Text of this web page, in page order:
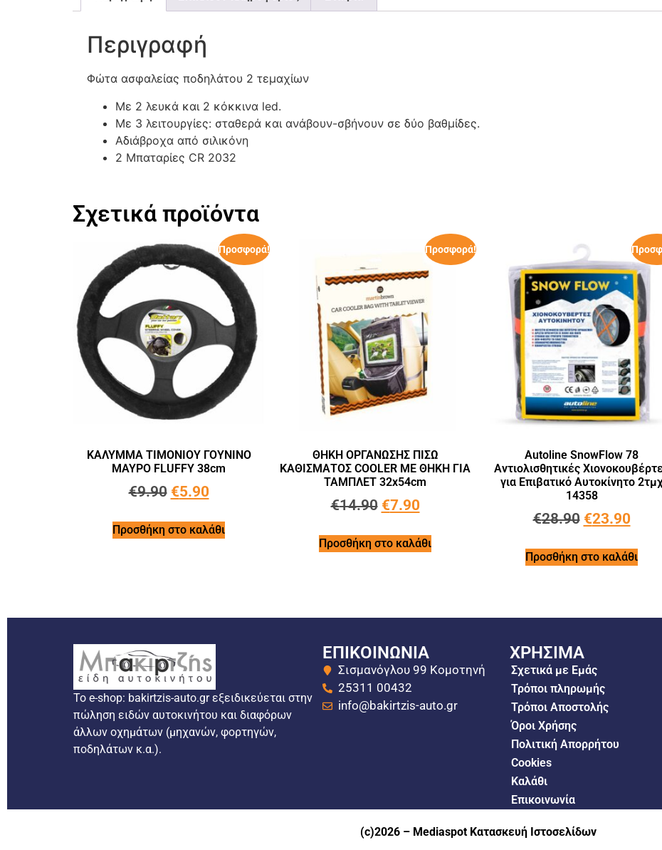
Περιγραφή
Φώτα ασφαλείας ποδηλάτου 2 τεμαχίων
Με 2 λευκά και 2 κόκκινα led.
Με 3 λειτουργίες: σταθερά και ανάβουν-σβήνουν σε δύο βαθμίδες.
Αδιάβροχα από σιλικόνη
2 Μπαταρίες CR 2032
Σχετικά προϊόντα
Προσφορά!
ΚΑΛΥΜΜΑ ΤΙΜΟΝΙΟΥ ΓΟΥΝΙΝΟ
ΜΑΥΡΟ FLUFFY 38cm
€9.90 €5.90
Προσθήκη στο καλάθι
Προσφορά!
ΘΗΚΗ ΟΡΓΑΝΩΣΗΣ ΠΙΣΩ
ΚΑΘΙΣΜΑΤΟΣ COOLER ΜΕ ΘΗΚΗ ΓΙΑ
ΤΑΜΠΛΕΤ 32x54cm
€14.90 €7.90
Προσθήκη στο καλάθι
Autoline SnowFlow 78
Αντιολισθητικές
για Επιβατικό Αυτοκίνητο
14358
€28.90 €23.90
Προσθήκη στο καλάθι
Το e-shop: bakirtzis-auto.gr εξειδικεύεται στην
πώληση ειδών αυτοκινήτου και διαφόρων
άλλων οχημάτων (μηχανών, φορτηγών,
ποδηλάτων κ.α.).
ΕΠΙΚΟΙΝΩΝΙΑ
Σισμανόγλου 99 Κομοτηνή
25311 00432
info@bakirtzis-auto.gr
ΧΡΗΣΙΜΑ
Σχετικά με Εμάς
Τρόποι πληρωμής
Τρόποι Αποστολής
Όροι Χρήσης
Πολιτική Απορρήτου
Cookies
Καλάθι
Επικοινωνία
(c)2026 – Mediaspot Κατασκευή Ιστοσελίδων